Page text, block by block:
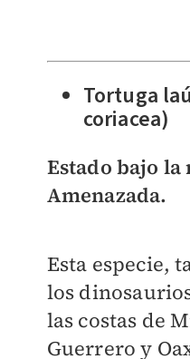
Tortuga
coriacea)
Estado bajo la
Amenazada.
Esta especie,
los
las costas de
Guerrero y